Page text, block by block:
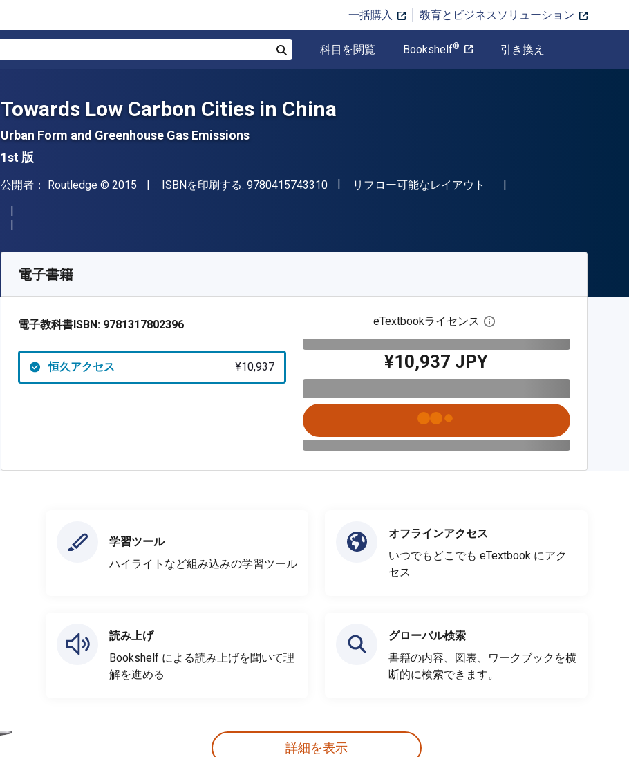
一括購入 教育とビジネスソリューション
科目を閲覧 Bookshelf® 引き換え
Towards Low Carbon Cities in China
Urban Form and Greenhouse Gas Emissions
1st 版
出版社
公開者： Routledge 著作権
© 2015 ISBNを印刷する: 9780415743310"ISBN-13 9780415743310"
形式
リフロー可能なレイアウト
SKU:
電子書籍
電子教科書ISBN: 9781317802396
恒久アクセス ¥10,937
eTextbookライセンス デジタルライセンスダイ
¥10,937 JPY
学習ツール
ハイライトなど組み込みの学習ツール
読み上げ
Bookshelf による読み上げを聞いて理
解を進める
オフラインアクセス
いつでもどこでも eTextbook にアク
セス
グローバル検索
書籍の内容、図表、ワークブックを横
断的に検索できます。
詳細を表示